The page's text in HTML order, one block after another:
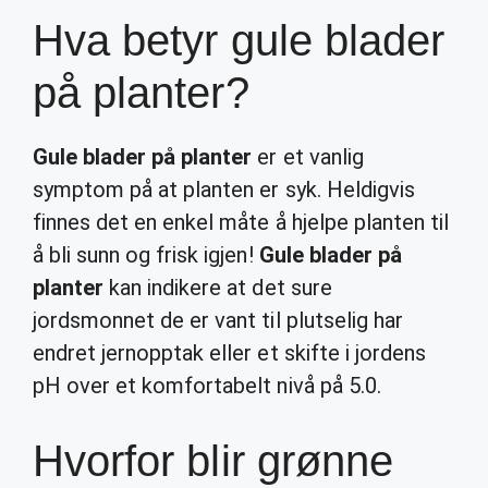
Hva betyr gule blader
på planter?
Gule blader på planter er et vanlig
symptom på at planten er syk. Heldigvis
finnes det en enkel måte å hjelpe planten til
å bli sunn og frisk igjen! Gule blader på
planter kan indikere at det sure
jordsmonnet de er vant til plutselig har
endret jernopptak eller et skifte i jordens
pH over et komfortabelt nivå på 5.0.
Hvorfor blir grønne